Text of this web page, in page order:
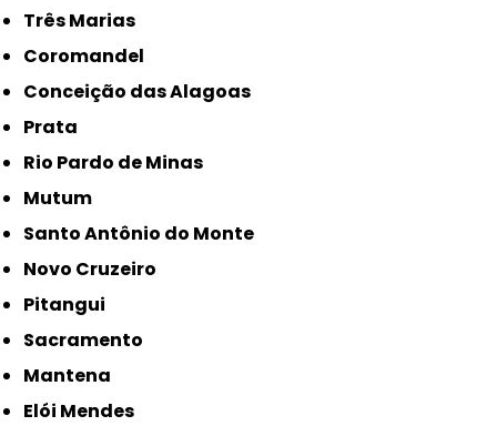
Três Marias
Coromandel
Conceição das Alagoas
Prata
Rio Pardo de Minas
Mutum
Santo Antônio do Monte
Novo Cruzeiro
Pitangui
Sacramento
Mantena
Elói Mendes